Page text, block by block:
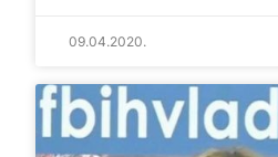
09.04.2020.